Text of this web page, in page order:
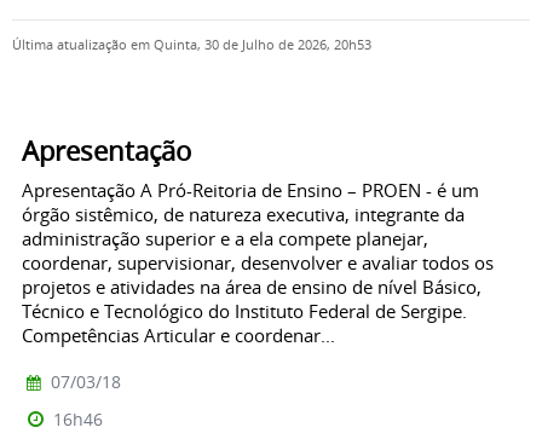
Última atualização em Quinta, 30 de Julho de 2026, 20h53
Apresentação
Apresentação A Pró-Reitoria de Ensino – PROEN - é um
órgão sistêmico, de natureza executiva, integrante da
administração superior e a ela compete planejar,
coordenar, supervisionar, desenvolver e avaliar todos os
projetos e atividades na área de ensino de nível Básico,
Técnico e Tecnológico do Instituto Federal de Sergipe.
Competências Articular e coordenar...
07/03/18
16h46